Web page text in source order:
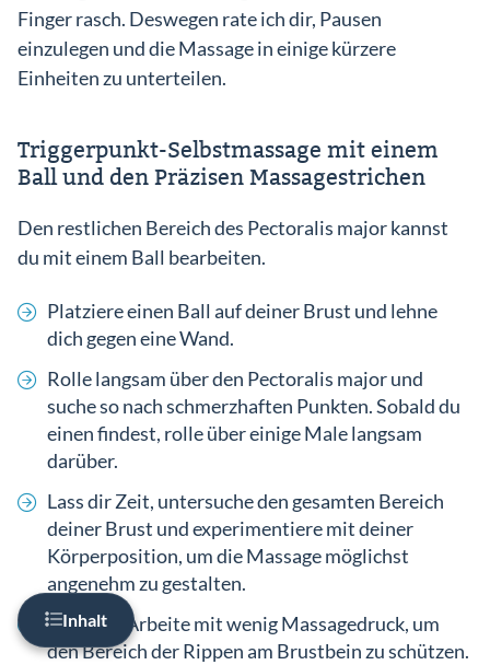
Inhalt
Einleitung
Schmerzen und Beschwerden
Triggerpunkt Selbstmassage
Entstehung von Triggerpunkten
Schmerzfrei werden
Inhalt
Finger rasch. Deswegen rate ich dir, Pausen
einzulegen und die Massage in einige kürzere
Einheiten zu unterteilen.
Triggerpunkt-Selbstmassage mit einem
Ball und den Präzisen Massagestrichen
Den restlichen Bereich des Pectoralis major kannst
du mit einem Ball bearbeiten.
Platziere einen Ball auf deiner Brust und lehne
dich gegen eine Wand.
Rolle langsam über den Pectoralis major und
suche so nach schmerzhaften Punkten. Sobald du
einen findest, rolle über einige Male langsam
darüber.
Lass dir Zeit, untersuche den gesamten Bereich
deiner Brust und experimentiere mit deiner
Körperposition, um die Massage möglichst
angenehm zu gestalten.
Wichtig:
Arbeite mit wenig Massagedruck, um
den Bereich der Rippen am Brustbein zu schützen.